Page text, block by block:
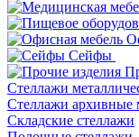
Сейфы
Стеллажи
Cтеллажи архивные
Складские стеллажи